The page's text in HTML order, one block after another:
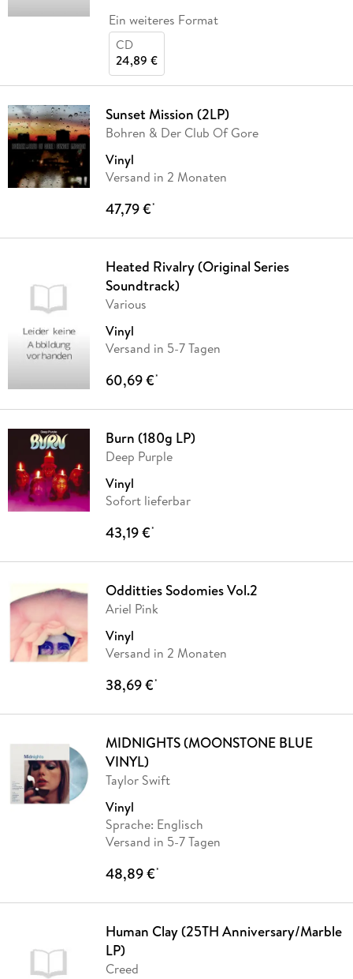
Ein weiteres Format
CD
24,89 €
Sunset Mission (2LP)
Bohren & Der Club Of Gore
Vinyl
Versand in 2 Monaten
47,79 €*
Heated Rivalry (Original Series
Soundtrack)
Various
Vinyl
Versand in 5-7 Tagen
60,69 €*
Burn (180g LP)
Deep Purple
Vinyl
Sofort lieferbar
43,19 €*
Odditties Sodomies Vol.2
Ariel Pink
Vinyl
Versand in 2 Monaten
38,69 €*
MIDNIGHTS (MOONSTONE BLUE
VINYL)
Taylor Swift
Vinyl
Sprache: Englisch
Versand in 5-7 Tagen
48,89 €*
Human Clay (25TH Anniversary/Marble
LP)
Creed